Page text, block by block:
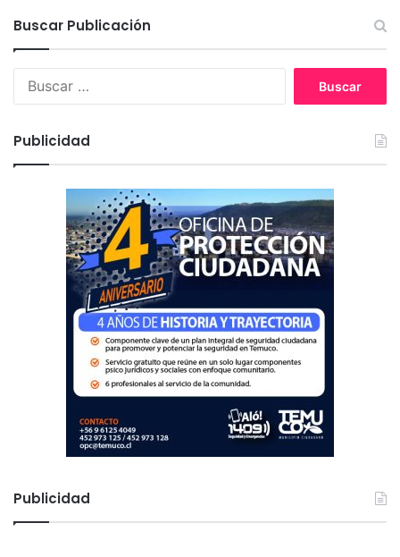
Buscar Publicación
:
Publicidad
Publicidad